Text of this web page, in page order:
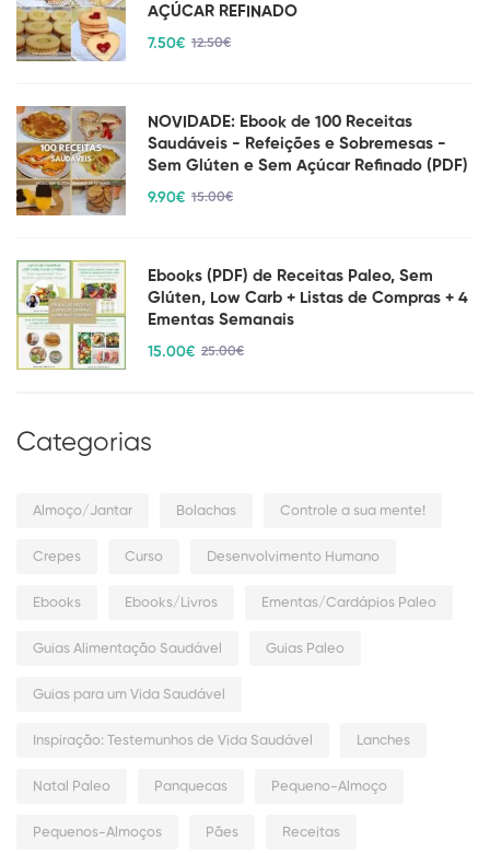
AÇÚCAR REFINADO
7.50€ 12.50€
NOVIDADE: Ebook de 100 Receitas
Saudáveis - Refeições e Sobremesas -
Sem Glúten e Sem Açúcar Refinado (PDF)
9.90€ 15.00€
Ebooks (PDF) de Receitas Paleo, Sem
Glúten, Low Carb + Listas de Compras + 4
Ementas Semanais
15.00€ 25.00€
Categorias
Almoço/Jantar Bolachas Controle a sua mente!
Crepes Curso Desenvolvimento Humano
Ebooks Ebooks/Livros Ementas/Cardápios Paleo
Guias Alimentação Saudável Guias Paleo
Guias para um Vida Saudável
Inspiração: Testemunhos de Vida Saudável Lanches
Natal Paleo Panquecas Pequeno-Almoço
Pequenos-Almoços Pães Receitas